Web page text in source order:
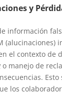
y
información
(alucinaciones)
el contexto de
o manejo de
Esto
los